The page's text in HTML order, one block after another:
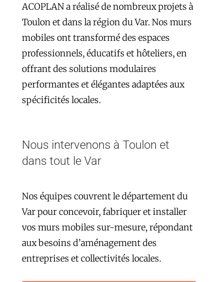
ACOPLAN a réalisé de nombreux projets à
Toulon et dans la région du Var. Nos murs
mobiles ont transformé des espaces
professionnels, éducatifs et hôteliers, en
offrant des solutions modulaires
performantes et élégantes adaptées aux
spécificités locales.
Nous intervenons à Toulon et
dans tout le Var
Nos équipes couvrent le département du
Var pour concevoir, fabriquer et installer
vos murs mobiles sur-mesure, répondant
aux besoins d’aménagement des
entreprises et collectivités locales.